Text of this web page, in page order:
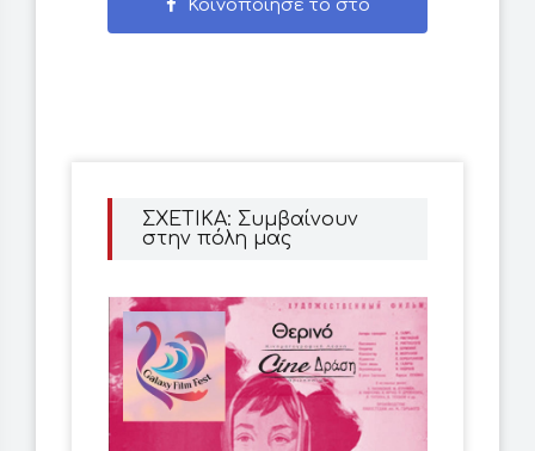
Κοινοποίησέ το στο
ΣΧΕΤΙΚΑ: Συμβαίνουν
στην πόλη μας